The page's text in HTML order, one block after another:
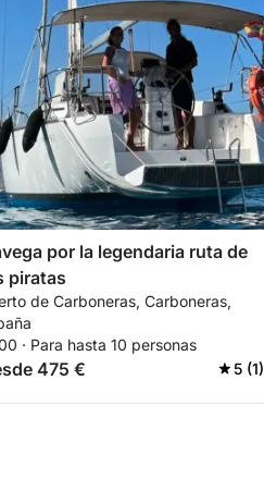
por la legendaria ruta de
piratas
de Carboneras, Carboneras,
· Para hasta 10 personas
475 € 5 (1)